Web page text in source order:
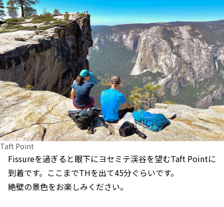
Taft Point
Fissureを過ぎると眼下にヨセミテ渓谷を望むTaft Pointに
到着です。ここまでTHを出て45分ぐらいです。
絶壁の景色をお楽しみください。